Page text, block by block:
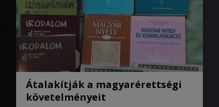
Átalakítják a magyarérettségi
követelményeit